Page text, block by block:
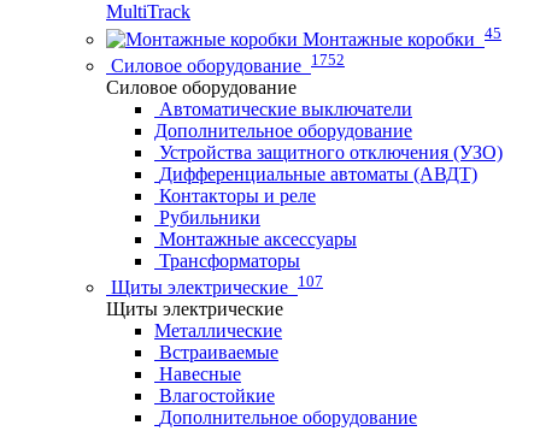
MultiTrack
Монтажные коробки 45
Силовое оборудование 1752
Силовое оборудование
Автоматические выключатели
Дополнительное оборудование
Устройства защитного отключения (УЗО)
Дифференциальные автоматы (АВДТ)
Контакторы и реле
Рубильники
Монтажные аксессуары
Трансформаторы
Щиты электрические 107
Щиты электрические
Металлические
Встраиваемые
Навесные
Влагостойкие
Дополнительное оборудование